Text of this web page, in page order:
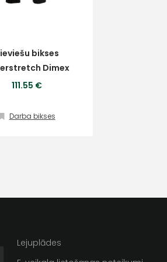
bikses
Dimex
111.55 €
Darba bikses
Lejuplādes